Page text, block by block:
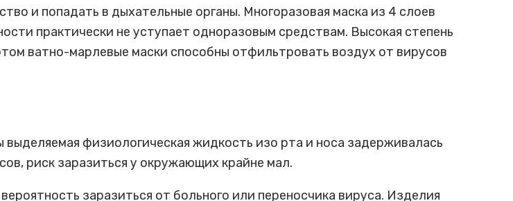
и попадать в дыхательные органы. Многоразовая маска из 4 слоев
практически не уступает одноразовым средствам. Высокая степень
ватно-марлевые маски способны отфильтровать воздух от вирусов
физиологическая жидкость изо рта и носа задерживалась
риск заразиться у окружающих крайне мал.
заразиться от больного или переносчика вируса. Изделия